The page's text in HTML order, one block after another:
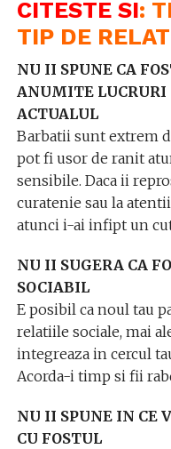
CITESTE SI:
TIP DE
NU II SPUNE CA
ANUMITE
ACTUALUL
Barbatii sunt extrem
pot fi usor de ranit
sensibile. Daca ii
curatenie sau la
atunci i-ai infipt un
NU II SUGERA CA
SOCIABIL
E posibil ca noul tau
relatiile sociale, mai
integreaza in cercul
Acorda-i timp si fii
NU II SPUNE IN CE
CU FOSTUL